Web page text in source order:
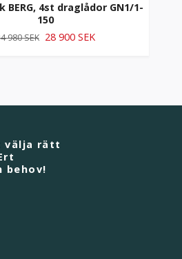
BERG, 4st draglådor GN1/1-
150
980 SEK 28 900 SEK
välja rätt
behov!